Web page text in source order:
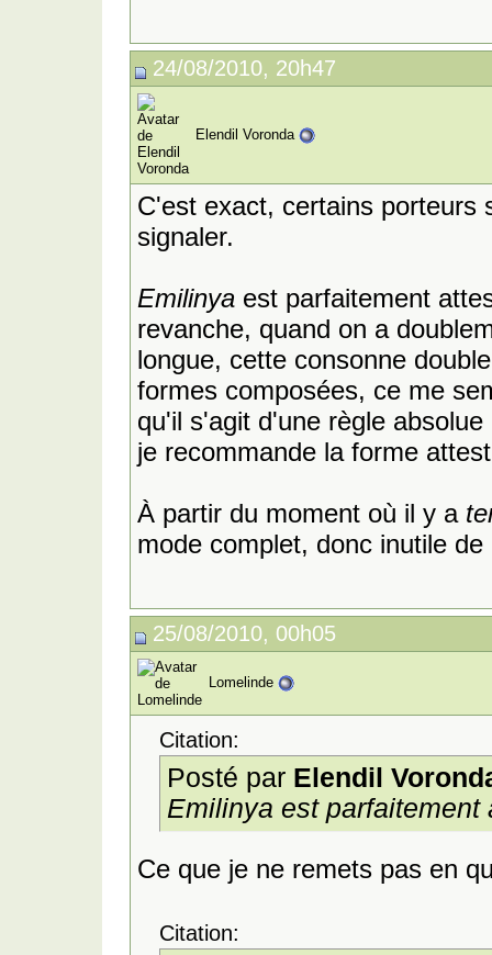
24/08/2010, 20h47
Elendil Voronda
C'est exact, certains porteurs
signaler.
Emilinya est parfaitement
revanche, quand on a
longue, cette consonne
formes composées, ce me
qu'il s'agit d'une règle
je recommande la forme
À partir du moment où il y a
mode complet, donc inutile
25/08/2010, 00h05
Lomelinde
Citation:
Posté par Elendil
Emilinya est parfaitement
Ce que je ne remets pas en
Citation: